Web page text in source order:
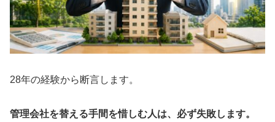
28年の経験から断言します。
管理会社を替える手間を惜しむ人は、必ず失敗します。